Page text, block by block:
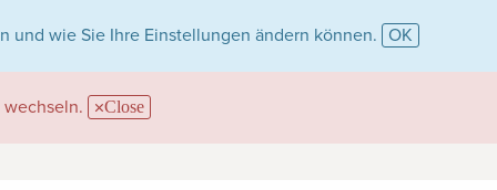
und wie Sie Ihre Einstellungen ändern können. OK
wechseln. Close